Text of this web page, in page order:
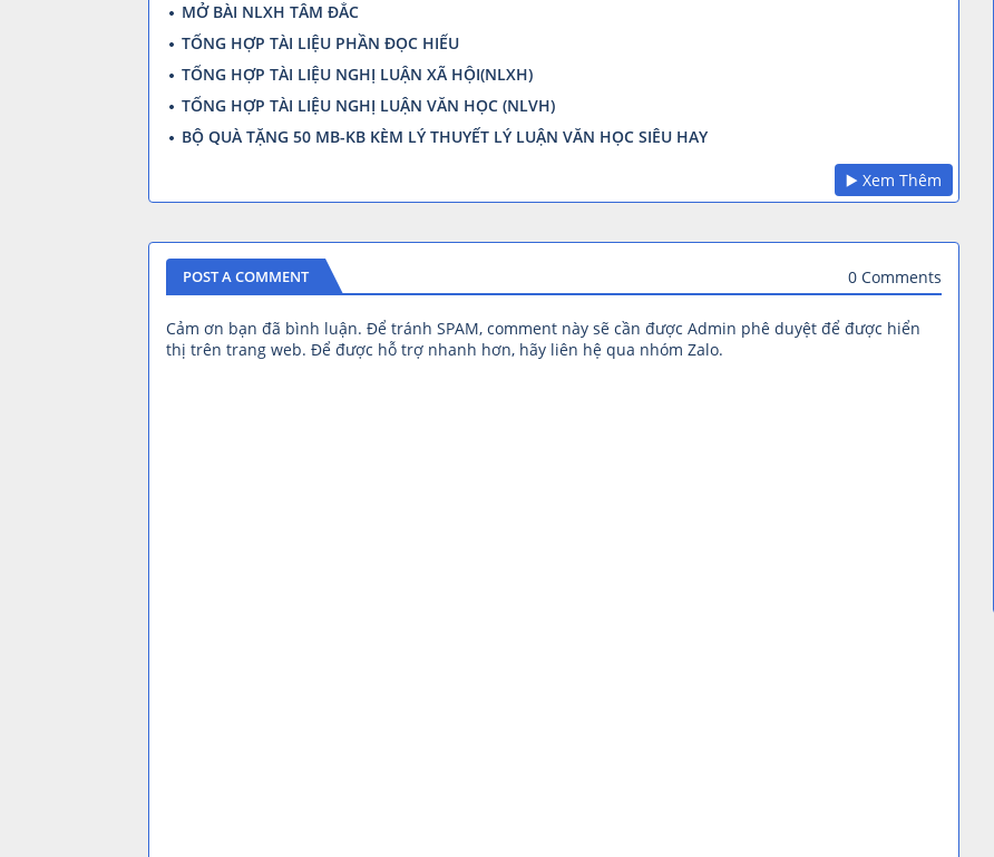
MỞ BÀI NLXH TÂM ĐẮC
TỔNG HỢP TÀI LIỆU PHẦN ĐỌC HIỂU
TỔNG HỢP TÀI LIỆU NGHỊ LUẬN XÃ HỘI(NLXH)
TỔNG HỢP TÀI LIỆU NGHỊ LUẬN VĂN HỌC (NLVH)
BỘ QUÀ TẶNG 50 MB-KB KÈM LÝ THUYẾT LÝ LUẬN VĂN HỌC SIÊU HAY
▶️ Xem Thêm
POST A COMMENT 0 Comments
Cảm ơn bạn đã bình luận. Để tránh SPAM, comment này sẽ cần được Admin phê duyệt để được hiển
thị trên trang web. Để được hỗ trợ nhanh hơn, hãy liên hệ qua nhóm Zalo.